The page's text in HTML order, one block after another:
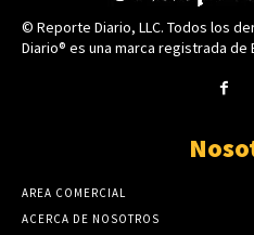
© Reporte Diario, LLC. Todos los
Diario® es una marca registrada de
AREA COMERCIAL
ACERCA DE NOSOTROS